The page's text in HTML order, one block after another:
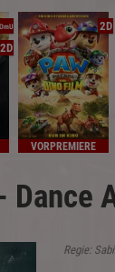
OmU
2D
2D
VORPREMIERE
Regie: